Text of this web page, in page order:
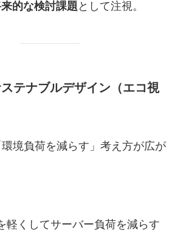
的な検討課題 として注視。
テナブルデザイン（エコ視
境負荷を減らす」考え方が広が
軽くしてサーバー負荷を減らす